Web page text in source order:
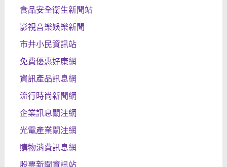
食品安全衛生新聞站
影視音樂娛樂新聞
市井小民資訊站
免費優惠好康網
資訊產品訊息網
流行時尚新聞網
企業訊息關注網
光電產業關注網
購物消費訊息網
股票新聞資訊站